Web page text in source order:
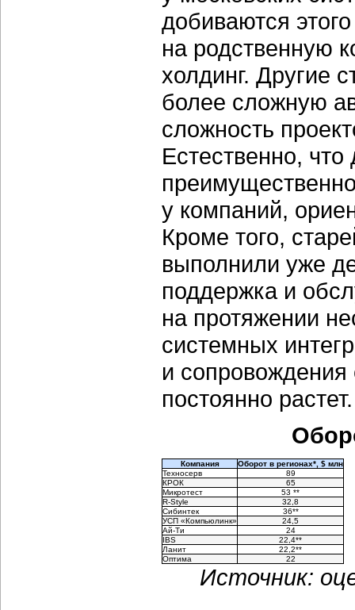
добиваются
на родственную
холдинг. Другие
более сложную
сложность
Естественно,
у компаний,
Кроме того,
выполнили уже
поддержка и
на протяжении
системных
и сопровождения
постоянно растет.
Компания
Оборот в регионах*, $ млн
Техносерв
89
КРОК
65
Микротест
53 **
R-Style
32,8
Сибинтек
36**
УСП «Компьюлинк»
24,5
Ай-Ти
24
IBS
22,4**
Ланит
22,2**
Оптима
22
Источник: